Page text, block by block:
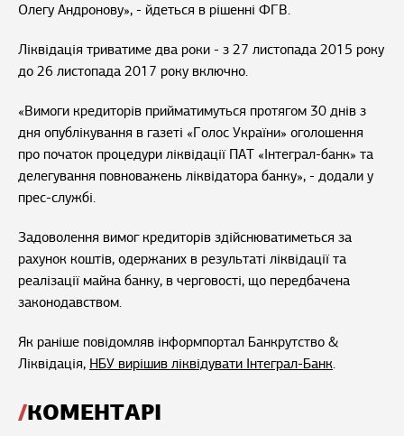
Олегу Андронову», - йдеться в рішенні ФГВ.
Ліквідація триватиме два роки - з 27 листопада 2015 року
до 26 листопада 2017 року включно.
«Вимоги кредиторів прийматимуться протягом 30 днів з
дня опублікування в газеті «Голос України» оголошення
про початок процедури ліквідації ПАТ «Інтеграл-банк» та
делегування повноважень ліквідатора банку», - додали у
прес-службі.
Задоволення вимог кредиторів здійснюватиметься за
рахунок коштів, одержаних в результаті ліквідації та
реалізації майна банку, в черговості, що передбачена
законодавством.
Як раніше повідомляв інформпортал Банкрутство &
Ліквідація, НБУ вирішив ліквідувати Інтеграл-Банк.
КОМЕНТАРІ